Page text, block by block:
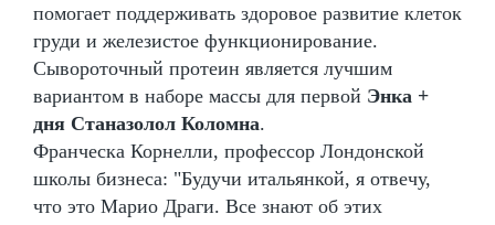
помогает поддерживать здоровое развитие клеток
груди и железистое функционирование.
Сывороточный протеин является лучшим
вариантом в наборе массы для первой Энка +
дня Станазолол Коломна.
Франческа Корнелли, профессор Лондонской
школы бизнеса: "Будучи итальянкой, я отвечу,
что это Марио Драги. Все знают об этих